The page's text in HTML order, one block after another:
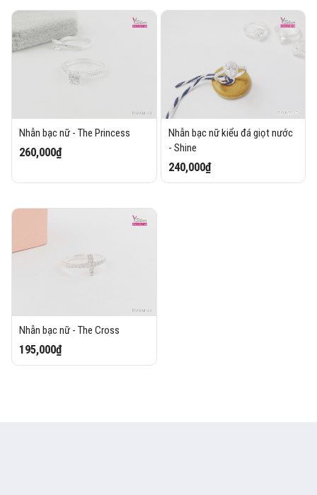
Nhẫn bạc nữ - The Princess
260,000₫
Nhẫn bạc nữ kiểu đá giọt nước
- Shine
240,000₫
Nhẫn bạc nữ - The Cross
195,000₫